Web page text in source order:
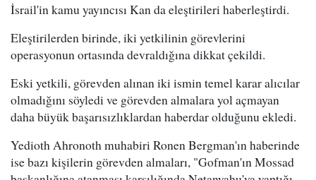
İsrail'in kamu yayıncısı Kan da eleştirileri haberleştirdi.
Eleştirilerden birinde, iki yetkilinin görevlerini
operasyonun ortasında devraldığına dikkat çekildi.
Eski yetkili, görevden alınan iki ismin temel karar alıcılar
olmadığını söyledi ve görevden almalara yol açmayan
daha büyük başarısızlıklardan haberdar olduğunu ekledi.
Yedioth Ahronoth muhabiri Ronen Bergman'ın haberinde
ise bazı kişilerin görevden almaları, "Gofman'ın Mossad